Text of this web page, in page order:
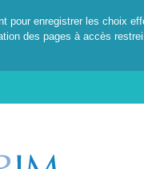
pour enregistrer les choix
des pages à accès